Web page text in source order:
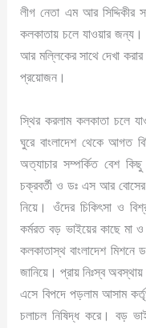
লীগ নেতা এম আর সিদ্দিকীর
কলকাতায় চলে যাওয়ার জন্য।
আর মল্লিকের সাথে দেখা
প্রয়োজন।
স্থির করলাম কলকাতা চলে
ঘুরে বাংলাদেশ থেকে আগত
অত্যাচার সম্পর্কিত বেশ
চক্রবর্তী ও ডঃ এস আর
নিয়ে। ওঁদের চিকিৎসা ও
কর্মরত বড় ভাইয়ের কাছে মা ও
কলকাতাস্থ বাংলাদেশ
জানিয়ে। প্রায় নিঃস্ব
এসে বিপদে পড়লাম আসাম
চলাচল নিষিদ্ধ করে। বড়